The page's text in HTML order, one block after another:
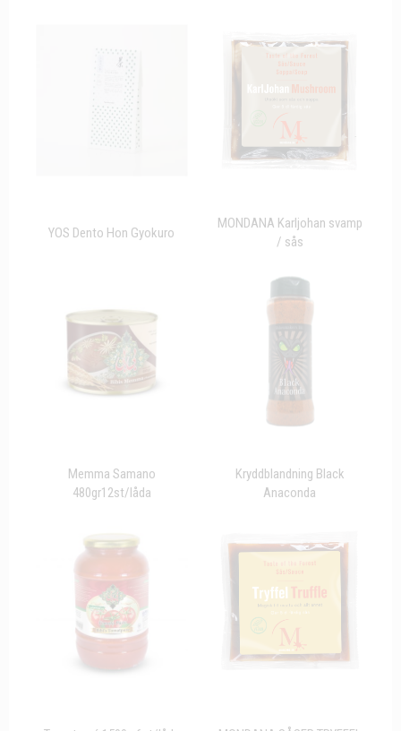
YOS Dento Hon Gyokuro
MONDANA Karljohan svamp
/ sås
Memma Samano
480gr12st/låda
Kryddblandning Black
Anaconda